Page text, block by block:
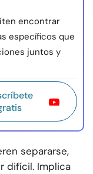
encontrar
específicos que
juntos y
separarse,
difícil. Implica